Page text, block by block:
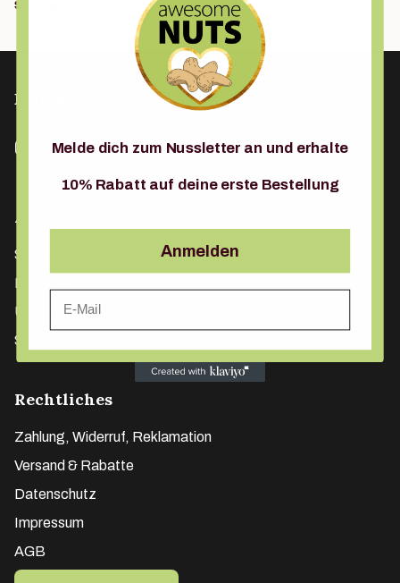
senden
Follow us
Awesome Nuts
Shop
Rezepte
Über uns
Service
Rechtliches
Zahlung, Widerruf, Reklamation
Versand & Rabatte
Datenschutz
Impressum
AGB
Melde dich zum Nussletter an und erhalte
10% Rabatt auf deine erste Bestellung
Anmelden